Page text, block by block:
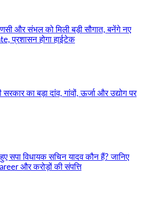
और संभल को मिली बड़ी सौगात, बनेंगे नए
प्रशासन होगा हाईटेक
का बड़ा दांव, गांवों, ऊर्जा और उद्योग पर
सपा विधायक सचिन यादव कौन हैं? जानिए
और करोड़ों की संपत्ति